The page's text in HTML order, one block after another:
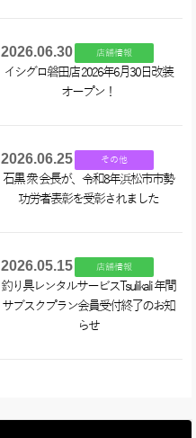
2026.06.30 店舗情報
イシグロ磐田店 2026年6月30日改装
オープン！
2026.06.25 その他
石黒 衆 会長が、令和8年浜松市市勢
功労者表彰を受彰されました
2026.05.15 店舗情報
釣り具レンタルサービスTsulikali 年間
サブスクプラン会員受付終了のお知
らせ